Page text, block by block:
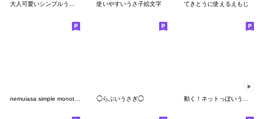
使いやすいうさ子絵文字 てきとうに使えるえもじ
nemuiasa simple monotone emoji ◯らぶいうさぎ◯ 動く！ネットっぽいうさぎ絵文字